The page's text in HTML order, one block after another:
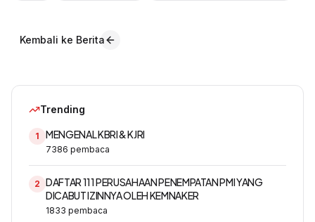
Kembali ke Berita
Trending
1 MENGENAL KBRI & KJRI
7386 pembaca
2 DAFTAR 111 PERUSAHAAN PENEMPATAN PMI YANG
DICABUT IZINNYA OLEH KEMNAKER
1833 pembaca